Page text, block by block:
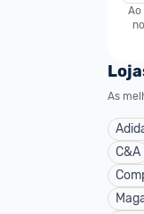
Ao
As
C&A